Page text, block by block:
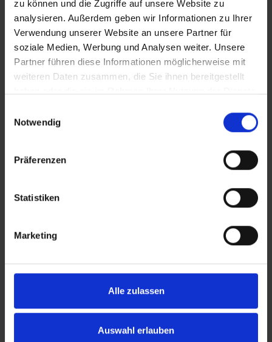
zu können und die Zugriffe auf unsere Website zu
analysieren. Außerdem geben wir Informationen zu Ihrer
Verwendung unserer Website an unsere Partner für
soziale Medien, Werbung und Analysen weiter. Unsere
Partner führen diese Informationen möglicherweise mit
weiteren Daten zusammen, die Sie ihnen bereitgestellt
Notwendig
Präferenzen
Statistiken
Marketing
Alle zulassen
Auswahl erlauben
Zerspanungsleistung und erstklassige Standzeit.